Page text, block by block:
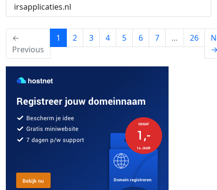
irsapplicaties.nl
←
Previous
1 (current)
2 3 4 5 6 7 … 26